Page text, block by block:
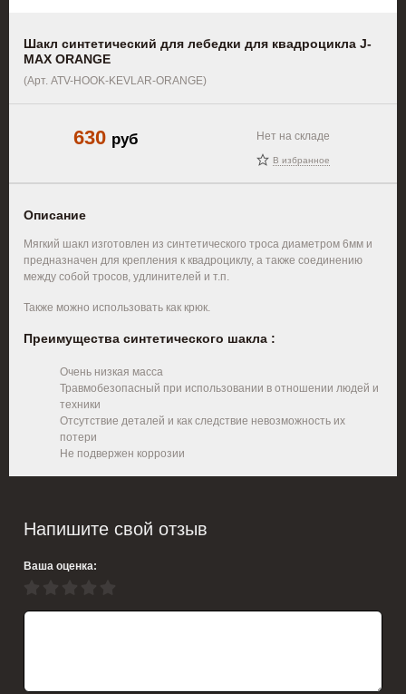
Шакл синтетический для лебедки для квадроцикла J-
MAX ORANGE
(Арт. ATV-HOOK-KEVLAR-ORANGE)
630 руб Нет на складе
В избранное
Описание
Мягкий шакл изготовлен из синтетического троса диаметром 6мм и
предназначен для крепления к квадроциклу, а также соединению
между собой тросов, удлинителей и т.п.
Также можно использовать как крюк.
Преимущества синтетического шакла :
Очень низкая масса
Травмобезопасный при использовании в отношении людей и
техники
Отсутствие деталей и как следствие невозможность их
потери
Не подвержен коррозии
Напишите свой отзыв
Ваша оценка: